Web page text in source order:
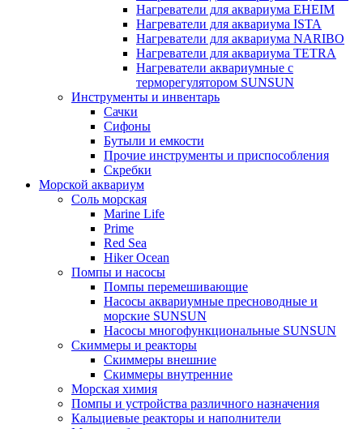
Нагреватели для аквариума EHEIM
Нагреватели для аквариума ISTA
Нагреватели для аквариума NARIBO
Нагреватели для аквариума TETRA
Нагреватели аквариумные с
терморегулятором SUNSUN
Инструменты и инвентарь
Сачки
Сифоны
Бутыли и емкости
Прочие инструменты и приспособления
Скребки
Морской аквариум
Соль морская
Marine Life
Prime
Red Sea
Hiker Ocean
Помпы и насосы
Помпы перемешивающие
Насосы аквариумные пресноводные и
морские SUNSUN
Насосы многофункциональные SUNSUN
Скиммеры и реакторы
Скиммеры внешние
Скиммеры внутренние
Морская химия
Помпы и устройства различного назначения
Кальциевые реакторы и наполнители